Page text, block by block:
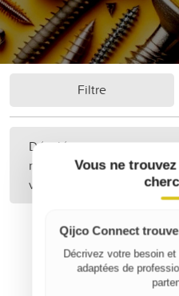
Filtre
Désolé, aucune annonce
n'a été trouvée. Peut-être
votre recherche ?
Vous ne
Qijco Connect
Décrivez votre besoin
adaptées de